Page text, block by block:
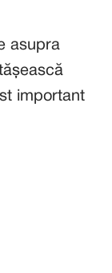
asupra
important